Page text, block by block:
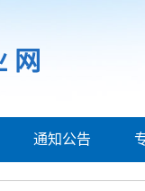
通知公告